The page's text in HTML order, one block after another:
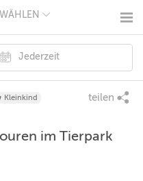
Kleinkind
teilen
im Tierpark